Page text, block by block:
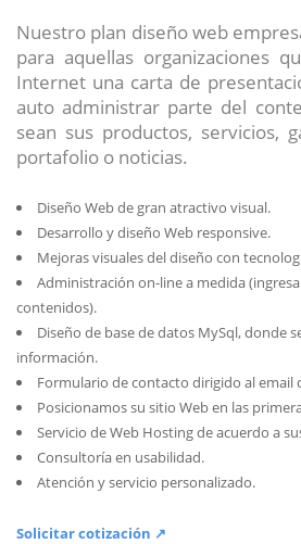
Nuestro plan diseño web
para aquellas organizaciones
Internet una carta de
auto administrar parte del
sean sus productos, servicios,
portafolio o noticias.
Diseño Web de gran atractivo visual.
Desarrollo y diseño Web responsive.
Mejoras visuales del diseño con
Administración on-line a medida
contenidos).
Diseño de base de datos MySql, donde
información.
Formulario de contacto dirigido al email
Posicionamos su sitio Web en las
Servicio de Web Hosting de acuerdo a
Consultoría en usabilidad.
Atención y servicio personalizado.
Solicitar cotización ↗